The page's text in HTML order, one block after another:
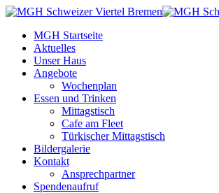
MGH Startseite
Aktuelles
Unser Haus
Angebote
Wochenplan
Essen und Trinken
Mittagstisch
Cafe am Fleet
Türkischer Mittagstisch
Bildergalerie
Kontakt
Ansprechpartner
Spendenaufruf